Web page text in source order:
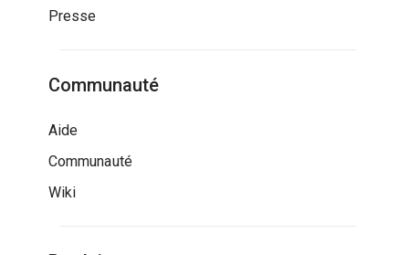
Presse
Communauté
Aide
Communauté
Wiki